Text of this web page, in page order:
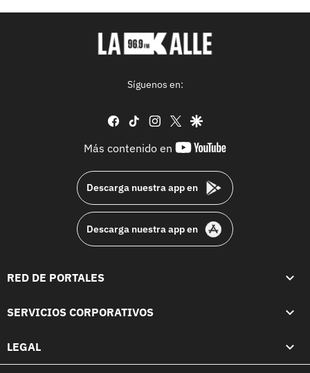
Síguenos en:
facebook
tiktok instagram
twittergoogle
Más contenido en
youtube-
Descarga nuestra app en
Descarga nuestra app en
RED DE PORTALES
SERVICIOS CORPORATIVOS
LEGAL